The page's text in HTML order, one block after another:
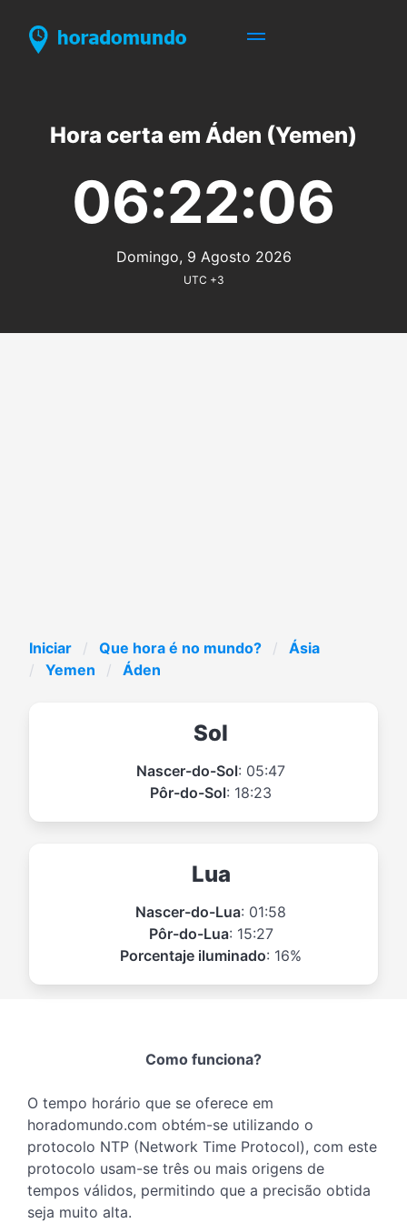
Hora certa em Áden (Yemen)
06:22:06
Domingo, 9 Agosto 2026
UTC +3
Iniciar Que hora é no mundo?
Ásia
Yemen
Áden
Sol
Nascer-do-Sol: 05:47
Pôr-do-Sol: 18:23
Lua
Nascer-do-Lua: 01:58
Pôr-do-Lua: 15:27
Porcentaje iluminado: 16%
Como funciona?
O tempo horário que se oferece em
horadomundo.com obtém-se utilizando o
protocolo NTP (Network Time Protocol), com este
protocolo usam-se três ou mais origens de
tempos válidos, permitindo que a precisão obtida
seja muito alta.